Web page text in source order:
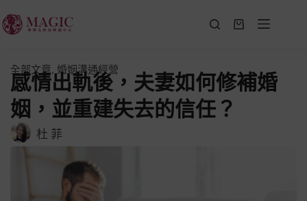
全部文章, 婚姻溝通經營
感情出軌後，夫妻如何修補婚
姻，並重建失去的信任？
杜 菲